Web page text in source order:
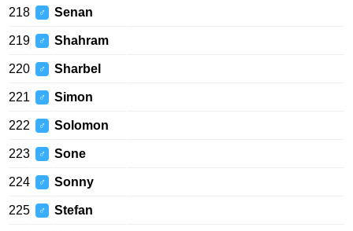
218 ♂ Senan
219 ♂ Shahram
220 ♂ Sharbel
221 ♂ Simon
222 ♂ Solomon
223 ♂ Sone
224 ♂ Sonny
225 ♂ Stefan